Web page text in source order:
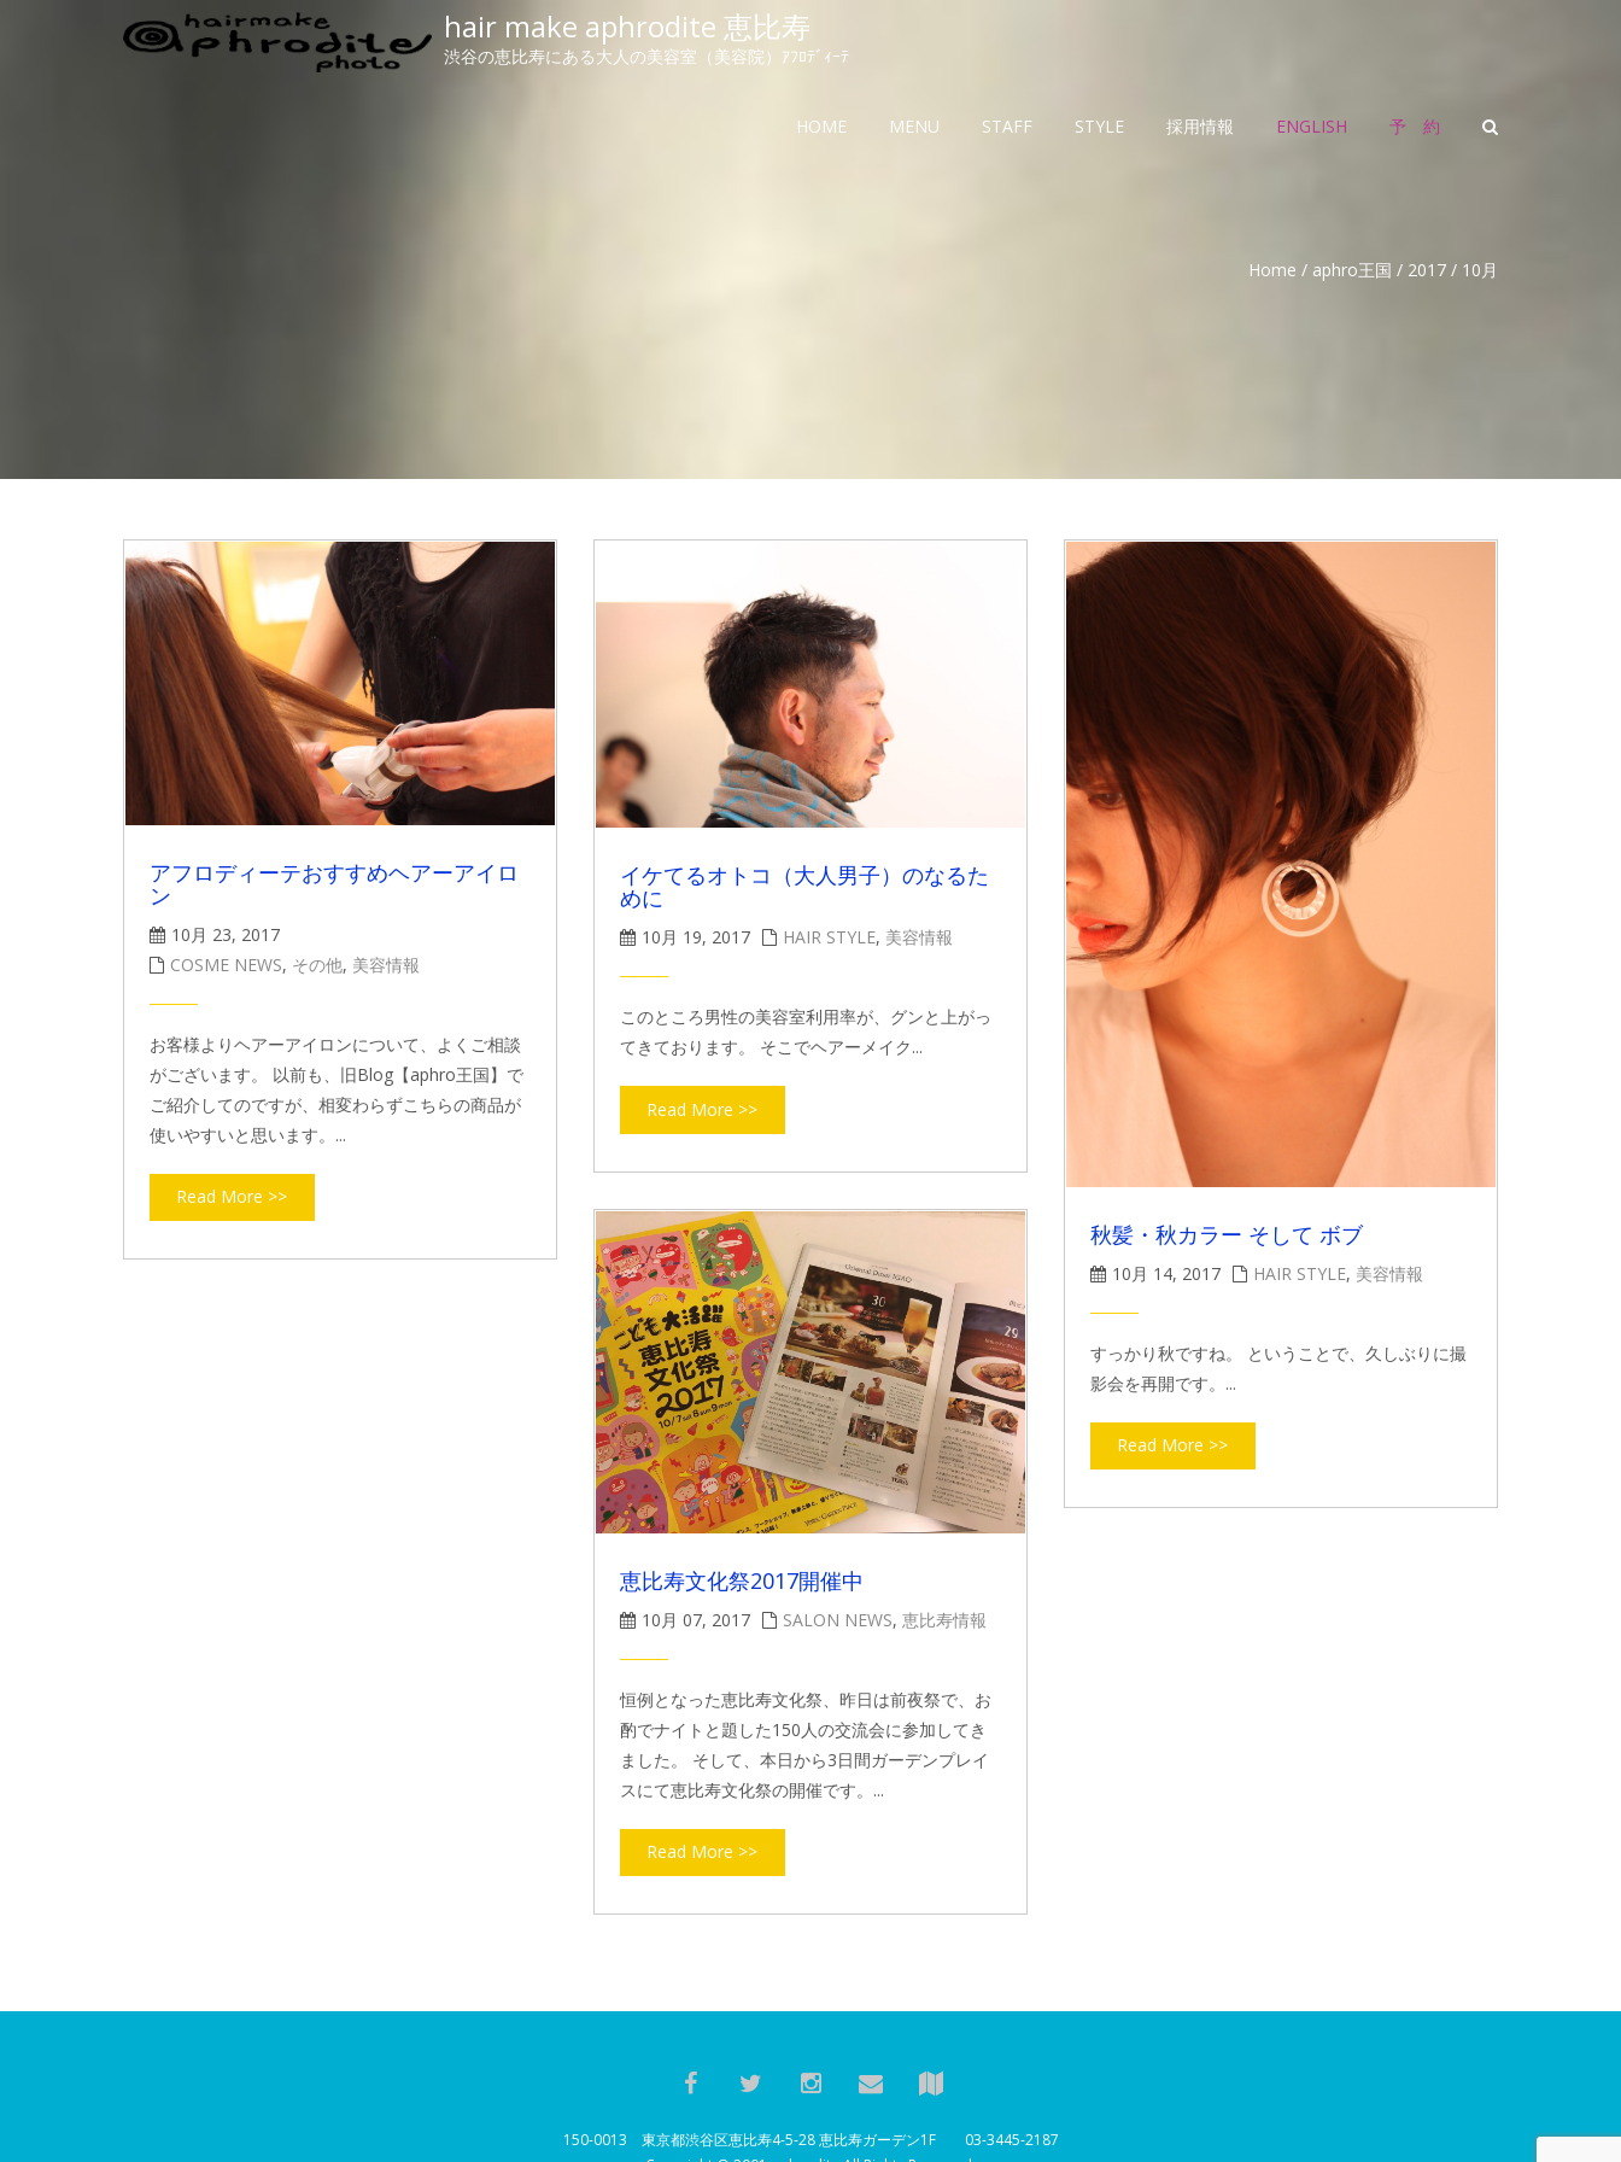
hair make aphrodite 恵比寿
渋谷の恵比寿にある大人の美容室（美容院）ｱﾌﾛﾃﾞｨｰﾃ
HOME MENU STAFF STYLE 採用情報 ENGLISH 予 約
Home / aphro王国 / 2017 / 10月
アフロディーテおすすめヘアーアイロ
ン
10月 23, 2017
COSME NEWS, その他, 美容情報
お客様よりヘアーアイロンについて、よくご相談
がございます。 以前も、旧Blog【aphro王国】で
ご紹介してのですが、相変わらずこちらの商品が
使いやすいと思います。...
Read More >>
イケてるオトコ（大人男子）のなるた
めに
10月 19, 2017 HAIR STYLE, 美容情報
このところ男性の美容室利用率が、グンと上がっ
てきております。 そこでヘアーメイク...
Read More >>
秋髪・秋カラー そして ボブ
10月 14, 2017 HAIR STYLE, 美容情報
すっかり秋ですね。 ということで、久しぶりに撮
影会を再開です。...
Read More >>
恵比寿文化祭2017開催中
10月 07, 2017 SALON NEWS, 恵比寿情報
恒例となった恵比寿文化祭、昨日は前夜祭で、お
酌でナイトと題した150人の交流会に参加してき
ました。 そして、本日から3日間ガーデンプレイ
スにて恵比寿文化祭の開催です。...
Read More >>
150-0013 東京都渋谷区恵比寿4-5-28 恵比寿ガーデン1F 03-3445-2187